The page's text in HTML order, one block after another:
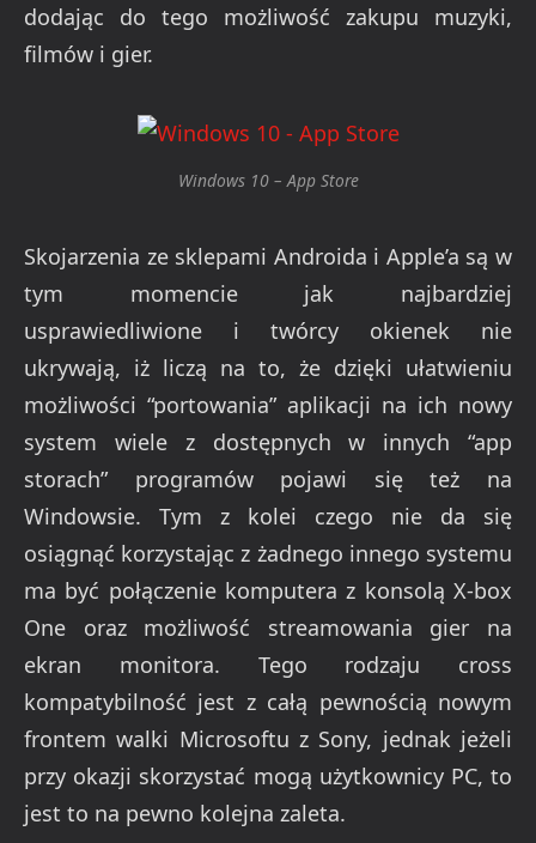
dodając do tego możliwość zakupu muzyki,
filmów i gier.
Windows 10 – App Store
Skojarzenia ze sklepami Androida i Apple’a są w
tym momencie jak najbardziej
usprawiedliwione i twórcy okienek nie
ukrywają, iż liczą na to, że dzięki ułatwieniu
możliwości “portowania” aplikacji na ich nowy
system wiele z dostępnych w innych “app
storach” programów pojawi się też na
Windowsie. Tym z kolei czego nie da się
osiągnąć korzystając z żadnego innego systemu
ma być połączenie komputera z konsolą X-box
One oraz możliwość streamowania gier na
ekran monitora. Tego rodzaju cross
kompatybilność jest z całą pewnością nowym
frontem walki Microsoftu z Sony, jednak jeżeli
przy okazji skorzystać mogą użytkownicy PC, to
jest to na pewno kolejna zaleta.